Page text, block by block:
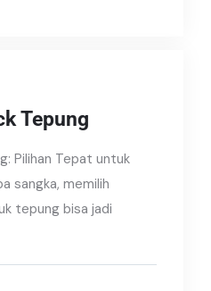
Tepung
Pilihan Tepat untuk
sangka, memilih
tepung bisa jadi